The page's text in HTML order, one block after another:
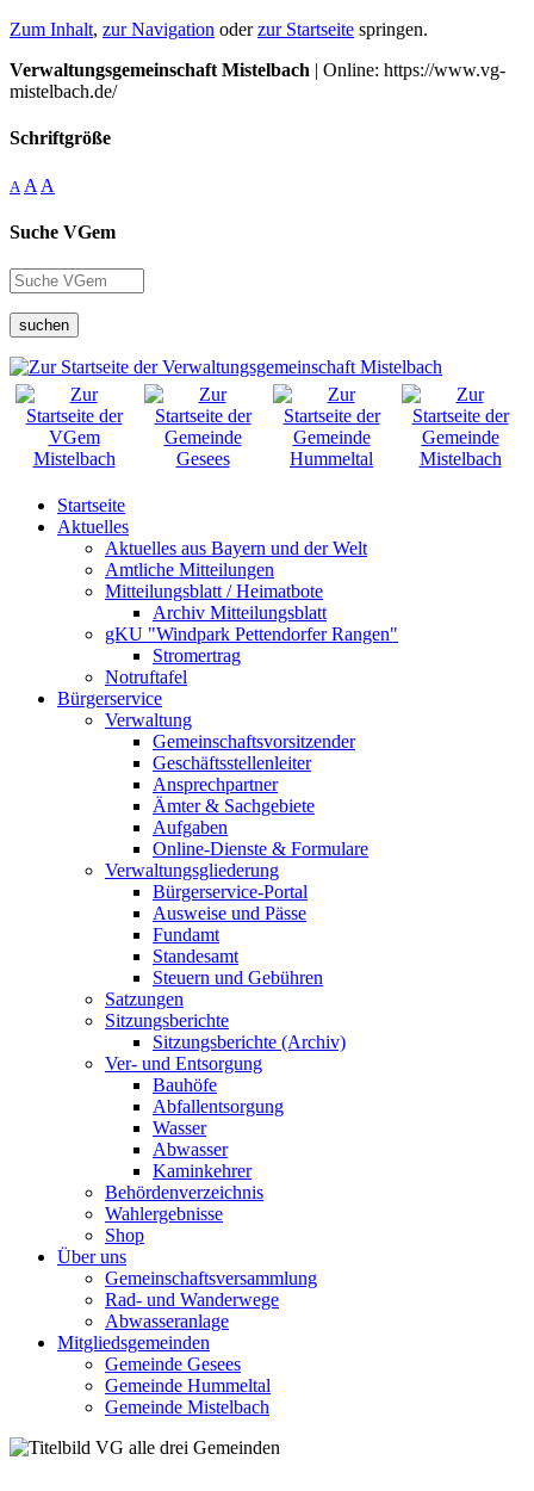
Zum Inhalt, zur Navigation oderzur Startseite springen.
Verwaltungsgemeinschaft Mistelbach | Online: https://www.vg-
mistelbach.de/
Schriftgröße
A A A
Suche VGem
suchen
Startseite
Aktuelles
Aktuelles aus Bayern und der Welt
Amtliche Mitteilungen
Mitteilungsblatt / Heimatbote
Archiv Mitteilungsblatt
gKU "Windpark Pettendorfer Rangen"
Stromertrag
Notruftafel
Bürgerservice
Verwaltung
Gemeinschaftsvorsitzender
Geschäftsstellenleiter
Ansprechpartner
Ämter & Sachgebiete
Aufgaben
Online-Dienste & Formulare
Verwaltungsgliederung
Bürgerservice-Portal
Ausweise und Pässe
Fundamt
Standesamt
Steuern und Gebühren
Satzungen
Sitzungsberichte
Sitzungsberichte (Archiv)
Ver- und Entsorgung
Bauhöfe
Abfallentsorgung
Wasser
Abwasser
Kaminkehrer
Behördenverzeichnis
Wahlergebnisse
Shop
Über uns
Gemeinschaftsversammlung
Rad- und Wanderwege
Abwasseranlage
Mitgliedsgemeinden
Gemeinde Gesees
Gemeinde Hummeltal
Gemeinde Mistelbach